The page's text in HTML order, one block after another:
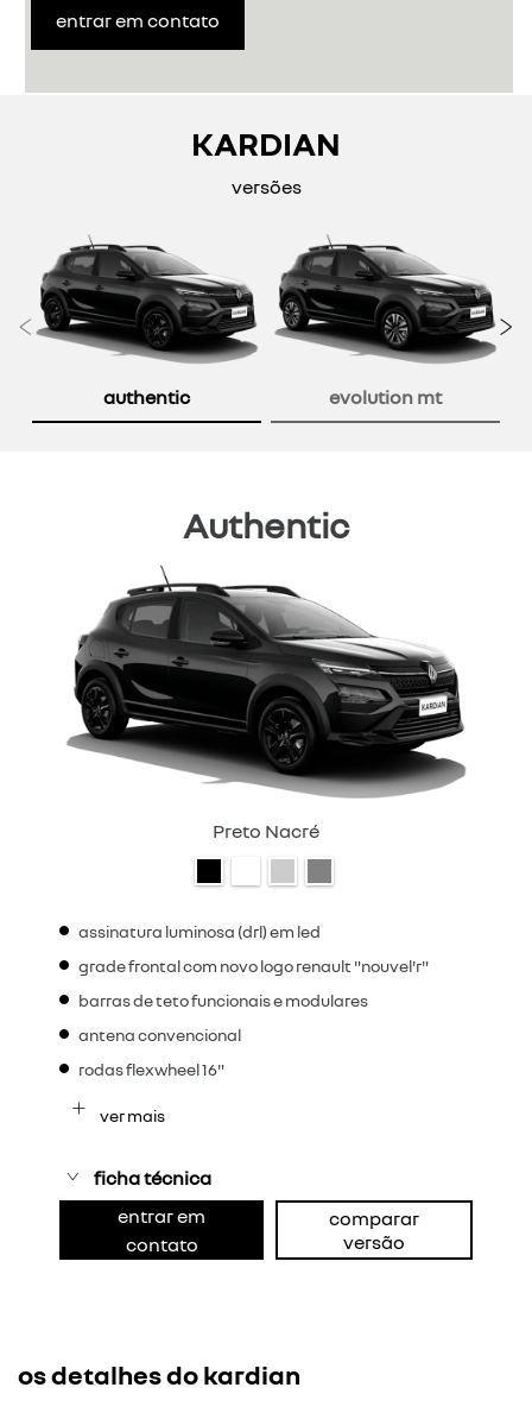
entrar em contato
KARDIAN
versões
authentic evolution mt
Anterior
Authentic
Preto Nacré
assinatura luminosa (drl) em led
grade frontal com novo logo renault "nouvel'r"
barras de teto funcionais e modulares
antena convencional
rodas flexwheel 16"
ver mais
ficha técnica
entrar em
contato
comparar
versão
os detalhes do kardian